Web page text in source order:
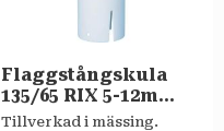
Flaggstångskula
135/65 RIX 5-12m
FORMENTA
Tillverkad i mässing.